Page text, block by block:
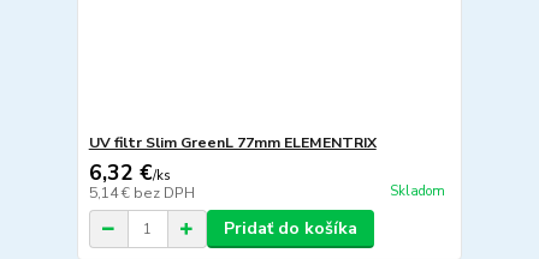
UV filtr Slim GreenL 77mm ELEMENTRIX
6,32 €/ks
5,14 € bez DPH Skladom
Pridať do košíka